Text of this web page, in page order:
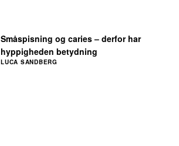
Småspisning og caries – derfor har
hyppigheden betydning
LUCA SANDBERG